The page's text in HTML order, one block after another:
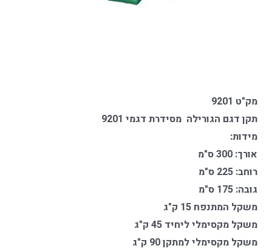
מק"ט 9201
תקן דגם הגורילה מסידרת דגמי 9201
מידות:
אורך: 300 ס"מ
רוחב: 225 ס"מ
גובה: 175 ס"מ
משקל המתנפח 15 ק"ג
משקל מקסימלי ליחיד 45 ק"ג
משקל מקסימלי למתקן 90 ק"ג